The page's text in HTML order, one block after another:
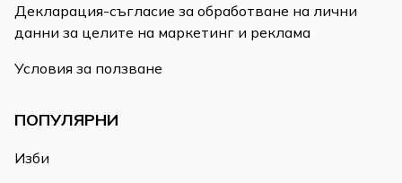
Декларация-съгласие за обработване на лични
данни за целите на маркетинг и реклама
Условия за ползване
ПОПУЛЯРНИ
Изби